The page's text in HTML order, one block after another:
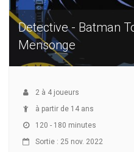
Detective - Batman
Mensonge
2 à 4 joueurs
à partir de 14 ans
120 - 180 minutes
Sortie : 25 nov. 2022